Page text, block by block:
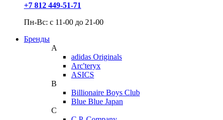
+7 812 449-51-71
Пн-Вс: с 11-00 до 21-00
Бренды
A
adidas Originals
Arc'teryx
ASICS
B
Billionaire Boys Club
Blue Blue Japan
C